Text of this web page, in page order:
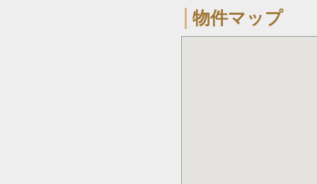
物件マップ